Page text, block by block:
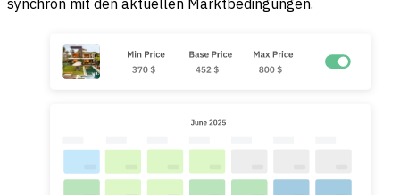
synchron mit den aktuellen Marktbedingungen.